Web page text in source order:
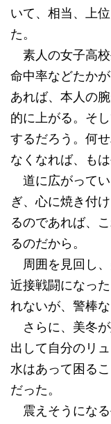
いて、相当、上
た。
素人の女子高校
命中率などたか
あれば、本人の
的に上がる。そ
するだろう。何
なくなれば、も
道に広がってい
ぎ、心に焼き付
るのであれば、
るのだから。
周囲を見回し、
近接戦闘になっ
れないが、警棒
さらに、美冬が
出して自分のリ
水はあって困る
だった。
震えそうになる